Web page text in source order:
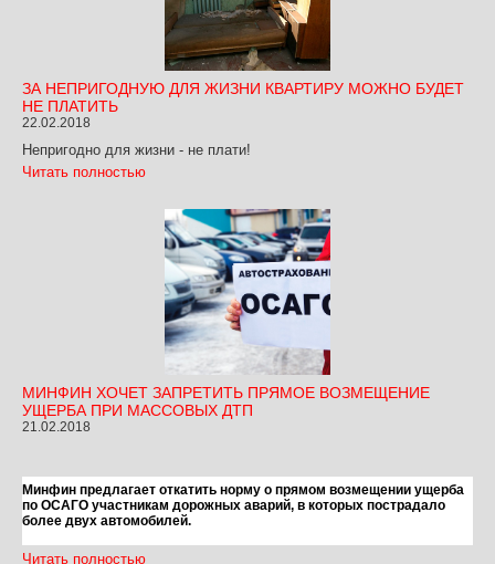
ЗА НЕПРИГОДНУЮ ДЛЯ ЖИЗНИ КВАРТИРУ МОЖНО БУДЕТ
НЕ ПЛАТИТЬ
22.02.2018
Непригодно для жизни - не плати!
Читать полностью
МИНФИН ХОЧЕТ ЗАПРЕТИТЬ ПРЯМОЕ ВОЗМЕЩЕНИЕ
УЩЕРБА ПРИ МАССОВЫХ ДТП
21.02.2018
Минфин предлагает откатить норму о прямом возмещении ущерба
по ОСАГО участникам дорожных аварий, в которых пострадало
более двух автомобилей.
Читать полностью